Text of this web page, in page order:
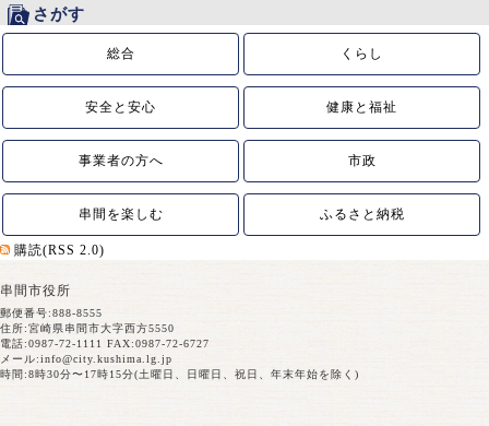
さがす
総合 くらし
安全と安心 健康と福祉
事業者の方へ 市政
串間を楽しむ ふるさと納税
購読(RSS 2.0)
串間市役所
郵便番号:888-8555
住所:宮崎県串間市大字西方5550
電話:0987-72-1111 FAX:0987-72-6727
メール:info@city.kushima.lg.jp
時間:8時30分〜17時15分(土曜日、日曜日、祝日、年末年始を除く)